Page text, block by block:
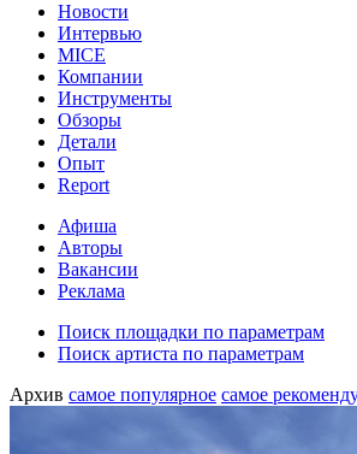
Новости
Интервью
MICE
Компании
Инструменты
Обзоры
Детали
Опыт
Report
Афиша
Авторы
Вакансии
Реклама
Поиск площадки по параметрам
Поиск артиста по параметрам
Архив самое популярное самое